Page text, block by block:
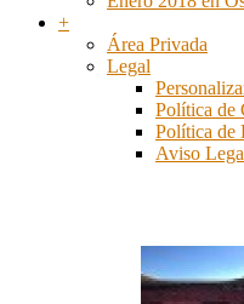
+
Área Privada
Legal
Política de
Política de
Aviso